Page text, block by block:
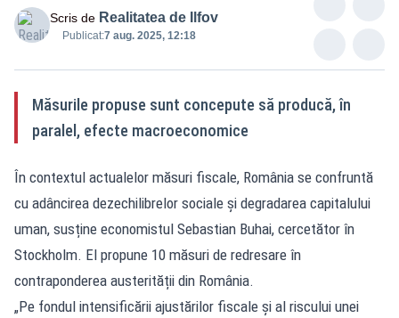
Scris de Realitatea de Ilfov
Publicat:7 aug. 2025, 12:18
Măsurile propuse sunt concepute să producă, în
paralel, efecte macroeconomice
În contextul actualelor măsuri fiscale, România se confruntă
cu adâncirea dezechilibrelor sociale și degradarea capitalului
uman, susține economistul Sebastian Buhai, cercetător în
Stockholm. El propune 10 măsuri de redresare în
contraponderea austerității din România.
„Pe fondul intensificării ajustărilor fiscale și al riscului unei